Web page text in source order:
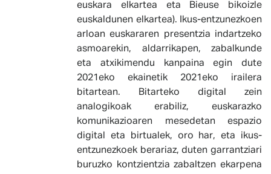
euskara elkartea eta Bieuse bikoizle
euskaldunen elkartea). Ikus-entzunezkoen
arloan euskararen presentzia indartzeko
asmoarekin, aldarrikapen, zabalkunde
eta atxikimendu kanpaina egin dute
2021eko ekainetik 2021eko irailera
bitartean. Bitarteko digital zein
analogikoak erabiliz, euskarazko
komunikazioaren mesedetan espazio
digital eta birtualek, oro har, eta ikus-
entzunezkoek berariaz, duten garrantziari
buruzko kontzientzia zabaltzen ekarpena